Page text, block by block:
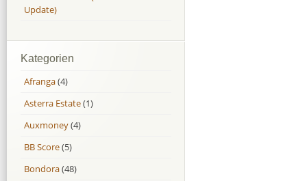
Update)
Kategorien
Afranga(4)
Asterra Estate(1)
Auxmoney(4)
BB Score(5)
Bondora(48)